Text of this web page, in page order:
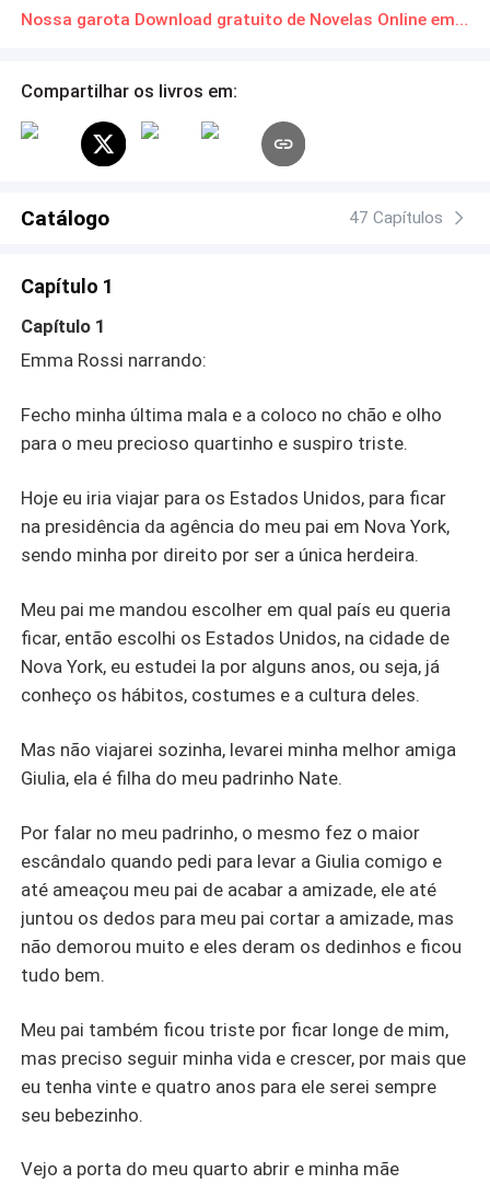
rir, se emocionar e amar esse casal, ou melhor, trisal...
Nossa garota Download gratuito de Novelas Online em PDF
Compartilhar os livros em:
Catálogo 47 Capítulos
Capítulo 1
Capítulo 1
Emma Rossi narrando:
Fecho minha última mala e a coloco no chão e olho
para o meu precioso quartinho e suspiro triste.
Hoje eu iria viajar para os Estados Unidos, para ficar
na presidência da agência do meu pai em Nova York,
sendo minha por direito por ser a única herdeira.
Meu pai me mandou escolher em qual país eu queria
ficar, então escolhi os Estados Unidos, na cidade de
Nova York, eu estudei la por alguns anos, ou seja, já
conheço os hábitos, costumes e a cultura deles.
Mas não viajarei sozinha, levarei minha melhor amiga
Giulia, ela é filha do meu padrinho Nate.
Por falar no meu padrinho, o mesmo fez o maior
escândalo quando pedi para levar a Giulia comigo e
até ameaçou meu pai de acabar a amizade, ele até
juntou os dedos para meu pai cortar a amizade, mas
não demorou muito e eles deram os dedinhos e ficou
tudo bem.
Meu pai também ficou triste por ficar longe de mim,
mas preciso seguir minha vida e crescer, por mais que
eu tenha vinte e quatro anos para ele serei sempre
seu bebezinho.
Vejo a porta do meu quarto abrir e minha mãe